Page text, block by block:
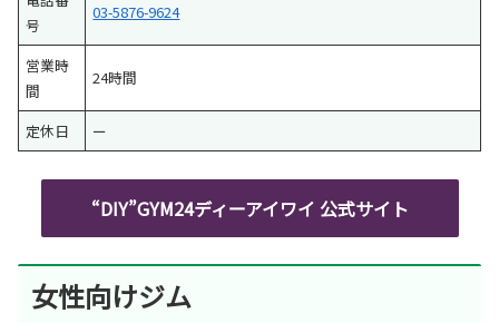
号
03-5876-9624
営業時
間
24時間
定休日 ー
“DIY”GYM24ディーアイワイ 公式サイト
女性向けジム